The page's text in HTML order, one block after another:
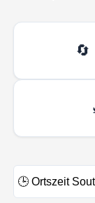
🔄
🕒 Ortszeit